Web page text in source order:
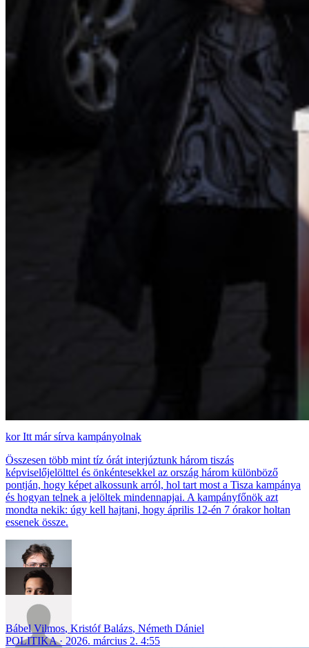
Itt már sírva kampányolnak
Összesen több mint tíz órát interjúztunk három tiszás
képviselőjelölttel és önkéntesekkel az ország három különböző
pontján, hogy képet alkossunk arról, hol tart most a Tisza kampánya
és hogyan telnek a jelöltek mindennapjai. A kampányfőnök azt
mondta nekik: úgy kell hajtani, hogy április 12-én 7 órakor holtan
essenek össze.
Bábel Vilmos, Kristóf Balázs, Németh Dániel
POLITIKA
2026. március 2. 4:55